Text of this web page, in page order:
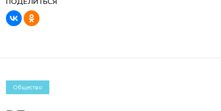
Общество